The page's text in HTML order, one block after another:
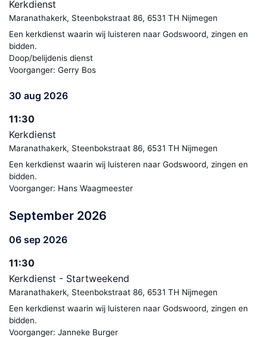
Kerkdienst
Maranathakerk, Steenbokstraat 86, 6531 TH Nijmegen
Een kerkdienst waarin wij luisteren naar Godswoord, zingen en
bidden.
Doop/belijdenis dienst
Voorganger: Gerry Bos
30 aug 2026
11:30
Kerkdienst
Maranathakerk, Steenbokstraat 86, 6531 TH Nijmegen
Een kerkdienst waarin wij luisteren naar Godswoord, zingen en
bidden.
Voorganger: Hans Waagmeester
September 2026
06 sep 2026
11:30
Kerkdienst - Startweekend
Maranathakerk, Steenbokstraat 86, 6531 TH Nijmegen
Een kerkdienst waarin wij luisteren naar Godswoord, zingen en
bidden.
Voorganger: Janneke Burger